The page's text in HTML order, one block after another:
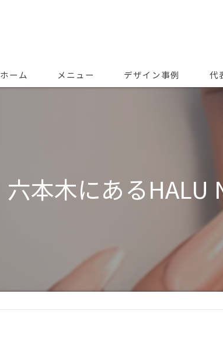
ホーム メニュー デザイン事例 代
六本木にあるHALU